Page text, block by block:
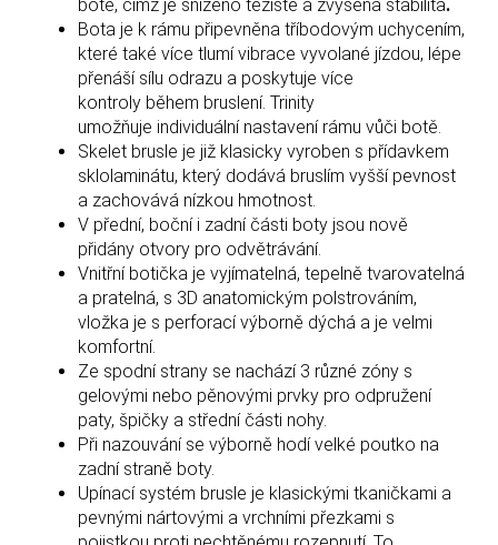
botě, čímž je sníženo těžiště a zvýšena stabilita.
Bota je k rámu připevněna tříbodovým uchycením,
které také více tlumí vibrace vyvolané jízdou, lépe
přenáší sílu odrazu a poskytuje více
kontroly během bruslení. Trinity
umožňuje individuální nastavení rámu vůči botě.
Skelet brusle je již klasicky vyroben s přídavkem
sklolaminátu, který dodává bruslím vyšší pevnost
a zachovává nízkou hmotnost.
V přední, boční i zadní části boty jsou nově
přidány otvory pro odvětrávání.
Vnitřní botička je vyjímatelná, tepelně tvarovatelná
a pratelná, s 3D anatomickým polstrováním,
vložka je s perforací výborně dýchá a je velmi
komfortní.
Ze spodní strany se nachází 3 různé zóny s
gelovými nebo pěnovými prvky pro odpružení
paty, špičky a střední části nohy.
Při nazouvání se výborně hodí velké poutko na
zadní straně boty.
Upínací systém brusle je klasickými tkaničkami a
pevnými nártovými a vrchními přezkami s